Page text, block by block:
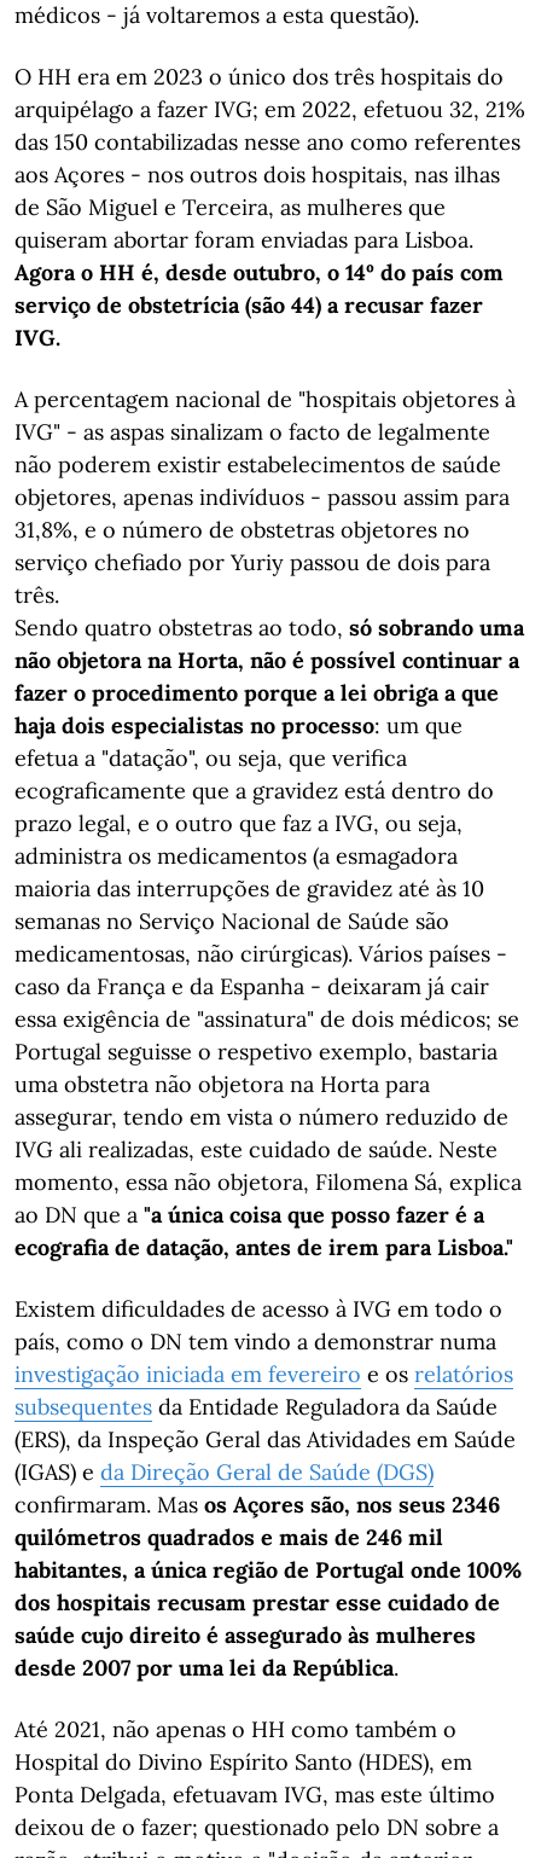
médicos - já voltaremos a esta questão).
O HH era em 2023 o único dos três hospitais do
arquipélago a fazer IVG; em 2022, efetuou 32, 21%
das 150 contabilizadas nesse ano como referentes
aos Açores - nos outros dois hospitais, nas ilhas
de São Miguel e Terceira, as mulheres que
quiseram abortar foram enviadas para Lisboa.
Agora o HH é, desde outubro, o 14º do país com
serviço de obstetrícia (são 44) a recusar fazer
IVG.
A percentagem nacional de "hospitais objetores à
IVG" - as aspas sinalizam o facto de legalmente
não poderem existir estabelecimentos de saúde
objetores, apenas indivíduos - passou assim para
31,8%, e o número de obstetras objetores no
serviço chefiado por Yuriy passou de dois para
três.
Sendo quatro obstetras ao todo, só sobrando uma
não objetora na Horta, não é possível continuar a
fazer o procedimento porque a lei obriga a que
haja dois especialistas no processo: um que
efetua a "datação", ou seja, que verifica
ecograficamente que a gravidez está dentro do
prazo legal, e o outro que faz a IVG, ou seja,
administra os medicamentos (a esmagadora
maioria das interrupções de gravidez até às 10
semanas no Serviço Nacional de Saúde são
medicamentosas, não cirúrgicas). Vários países -
caso da França e da Espanha - deixaram já cair
essa exigência de "assinatura" de dois médicos; se
Portugal seguisse o respetivo exemplo, bastaria
uma obstetra não objetora na Horta para
assegurar, tendo em vista o número reduzido de
IVG ali realizadas, este cuidado de saúde. Neste
momento, essa não objetora, Filomena Sá, explica
ao DN que a "a única coisa que posso fazer é a
ecografia de datação, antes de irem para Lisboa."
Existem dificuldades de acesso à IVG em todo o
país, como o DN tem vindo a demonstrar numa
investigação iniciada em fevereiro e os relatórios
subsequentes da Entidade Reguladora da Saúde
(ERS), da Inspeção Geral das Atividades em Saúde
(IGAS) e da Direção Geral de Saúde (DGS)
confirmaram. Mas os Açores são, nos seus 2346
quilómetros quadrados e mais de 246 mil
habitantes, a única região de Portugal onde 100%
dos hospitais recusam prestar esse cuidado de
saúde cujo direito é assegurado às mulheres
desde 2007 por uma lei da República.
Até 2021, não apenas o HH como também o
Hospital do Divino Espírito Santo (HDES), em
Ponta Delgada, efetuavam IVG, mas este último
deixou de o fazer; questionado pelo DN sobre a